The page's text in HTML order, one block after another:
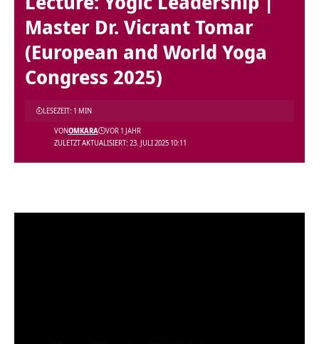
Master Dr. Vicrant Tomar
(European and World Yoga
Congress 2025)
ZULETZT AKTUALISIERT: 23. JULI 2025 10:11
VONOMKARA VOR 1 JAHR
LESEZEIT: 1 MIN